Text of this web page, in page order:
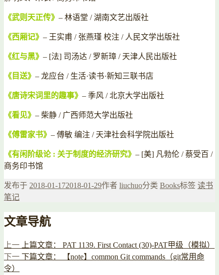
《武则天正传》 – 林语堂 / 湖南文艺出版社
《西厢记》 – 王实甫 / 张燕瑾 校注 / 人民文学出版社
《红与黑》 – [法] 司汤达 / 罗新璋 / 天津人民出版社
《目送》 – 龙应台 / 生活·读书·新知三联书店
《唐诗宋词里的趣事》 – 季风 / 北京大学出版社
《看见》 – 柴静 / 广西师范大学出版社
《傅雷家书》 – 傅敏 编注 / 天津社会科学院出版社
《有闲阶级论 : 关于制度的经济研究》 – [美] 凡勃伦 / 蔡受百 /
商务印书馆
发布于 2018-01-172018-01-29作者 liuchuo分类 Books标签 读书
笔记
文章导航
上一 上篇文章：
PAT 1139. First Contact (30)-PAT甲级（模拟）
下一 下篇文章：
【note】common Git commands（git常用命
令）